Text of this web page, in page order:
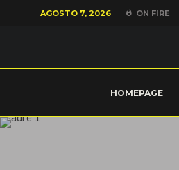
AGOSTO 7, 2026 ON FIRE
HOMEPAGE